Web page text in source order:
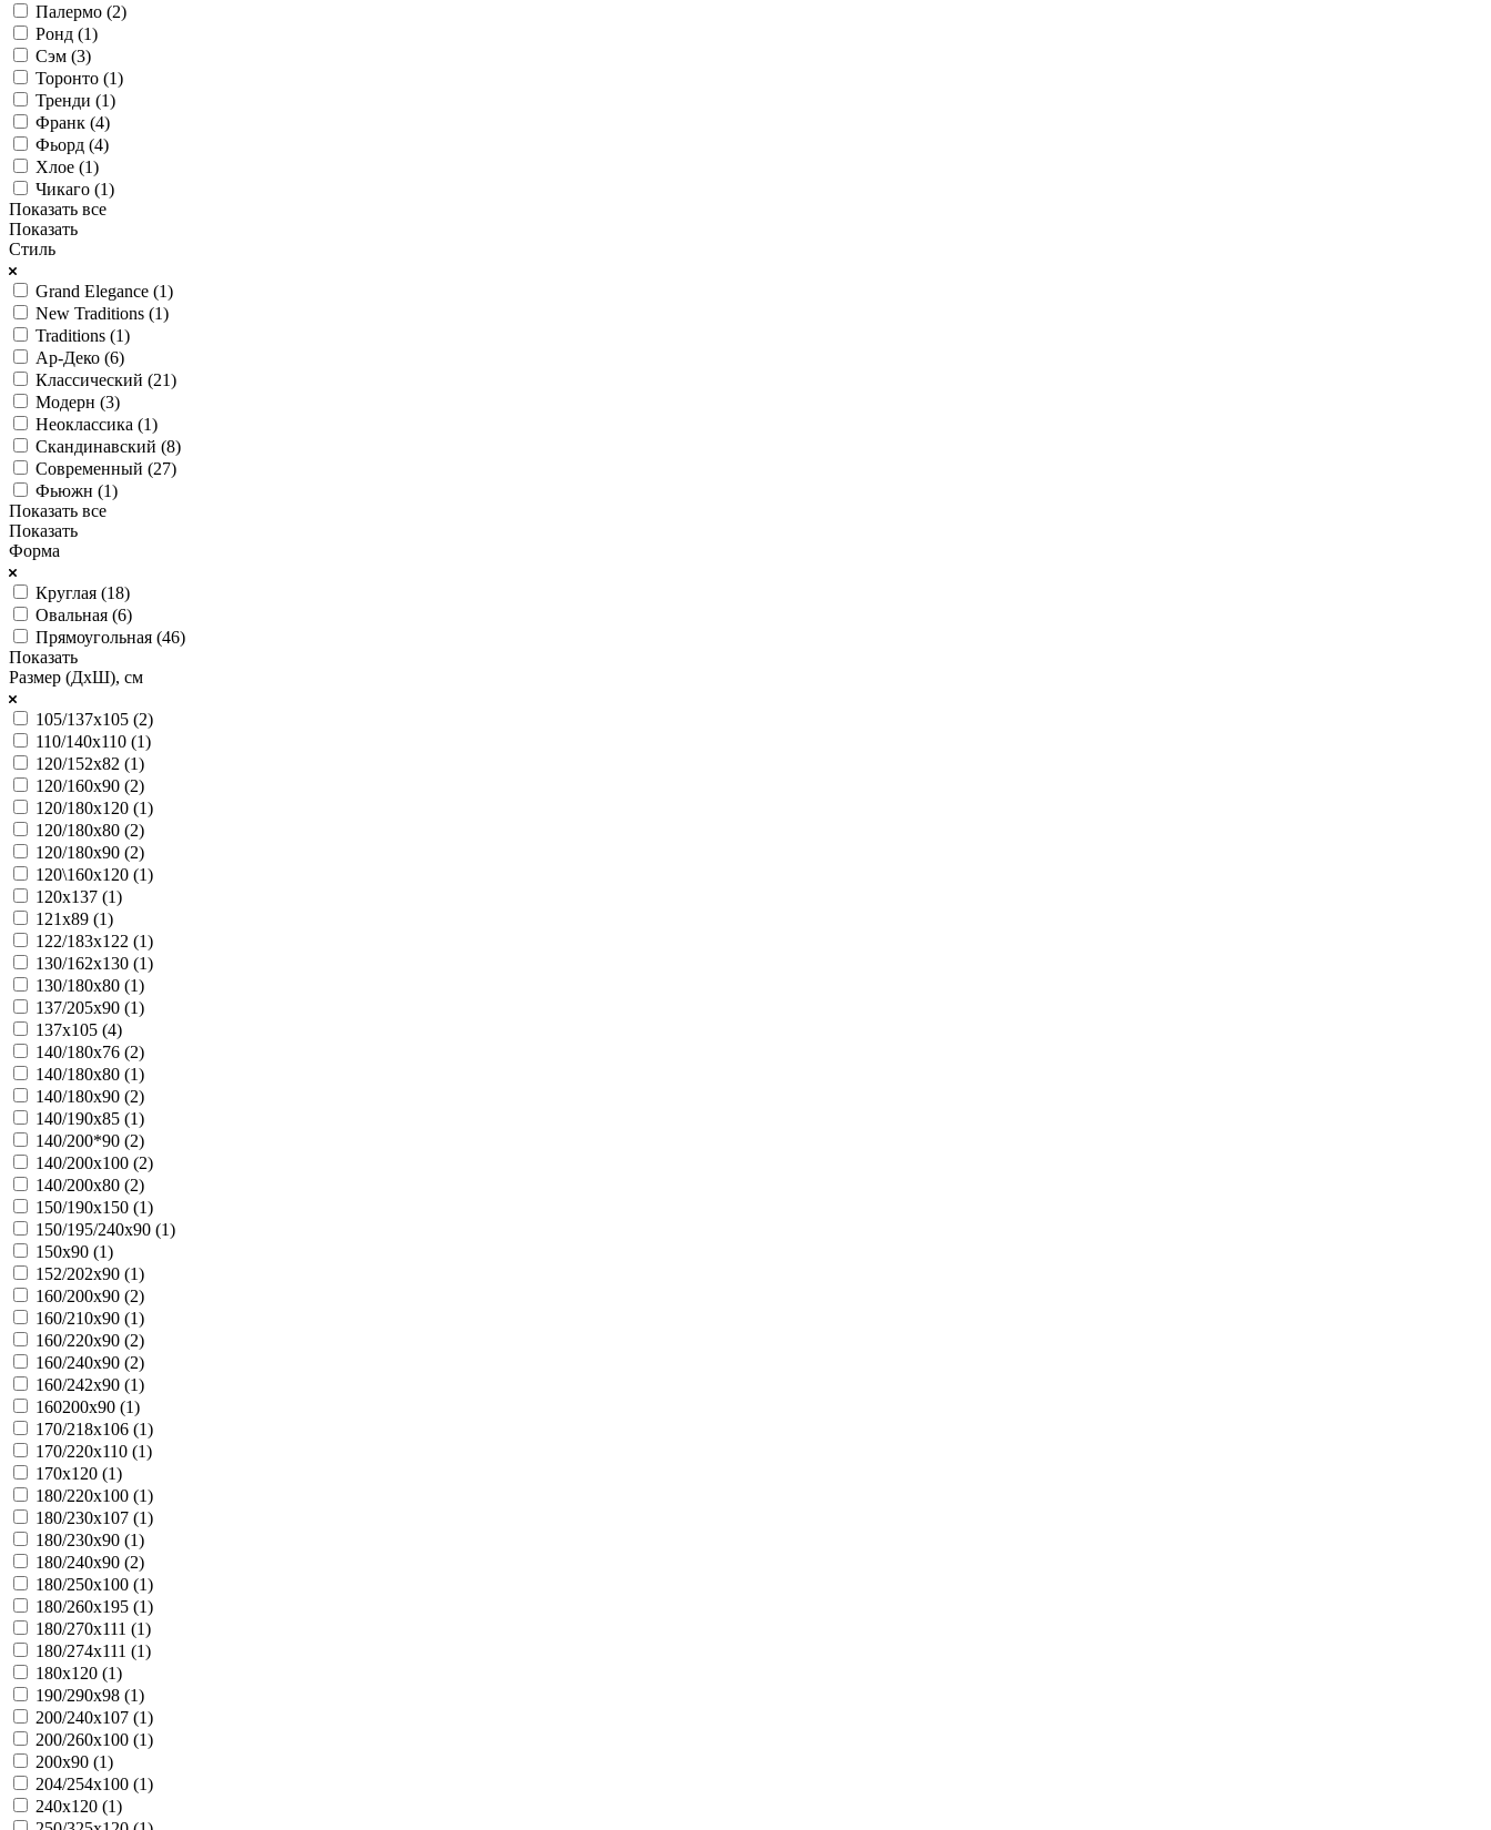
Палермо (2)
Ронд (1)
Сэм (3)
Торонто (1)
Тренди (1)
Франк (4)
Фьорд (4)
Хлое (1)
Чикаго (1)
Показать все
Показать
Стиль
Grand Elegance (1)
New Traditions (1)
Traditions (1)
Ар-Деко (6)
Классический (21)
Модерн (3)
Неоклассика (1)
Скандинавский (8)
Современный (27)
Фьюжн (1)
Показать все
Показать
Форма
Круглая (18)
Овальная (6)
Прямоугольная (46)
Показать
Размер (ДхШ), см
105/137х105 (2)
110/140х110 (1)
120/152х82 (1)
120/160х90 (2)
120/180х120 (1)
120/180х80 (2)
120/180х90 (2)
120\160х120 (1)
120х137 (1)
121х89 (1)
122/183х122 (1)
130/162х130 (1)
130/180х80 (1)
137/205х90 (1)
137х105 (4)
140/180х76 (2)
140/180х80 (1)
140/180х90 (2)
140/190х85 (1)
140/200*90 (2)
140/200х100 (2)
140/200х80 (2)
150/190х150 (1)
150/195/240х90 (1)
150х90 (1)
152/202х90 (1)
160/200х90 (2)
160/210х90 (1)
160/220х90 (2)
160/240х90 (2)
160/242х90 (1)
160200х90 (1)
170/218х106 (1)
170/220х110 (1)
170х120 (1)
180/220х100 (1)
180/230х107 (1)
180/230х90 (1)
180/240х90 (2)
180/250х100 (1)
180/260х195 (1)
180/270х111 (1)
180/274х111 (1)
180х120 (1)
190/290х98 (1)
200/240х107 (1)
200/260х100 (1)
200х90 (1)
204/254х100 (1)
240х120 (1)